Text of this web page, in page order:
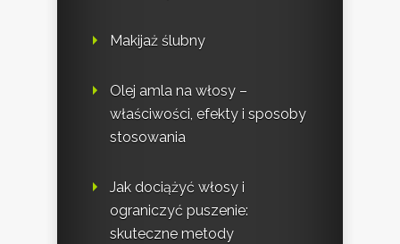
Makijaż ślubny
Olej amla na włosy –
właściwości, efekty i sposoby
stosowania
Jak dociążyć włosy i
ograniczyć puszenie:
skuteczne metody